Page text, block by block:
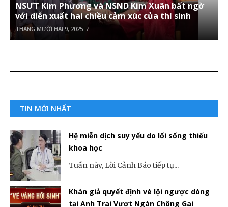
NSƯT Kim Phương và NSND Kim Xuân bất ngờ
với diễn xuất hai chiều cảm xúc của thí sinh
THÁNG MƯỜI HAI 9, 2025
TIN MỚI NHẤT
Hệ miễn dịch suy yếu do lối sống thiếu
khoa học
Tuần này, Lời Cảnh Báo tiếp tụ...
Khán giả quyết định vé lội ngược dòng
tại Anh Trai Vượt Ngàn Chông Gai